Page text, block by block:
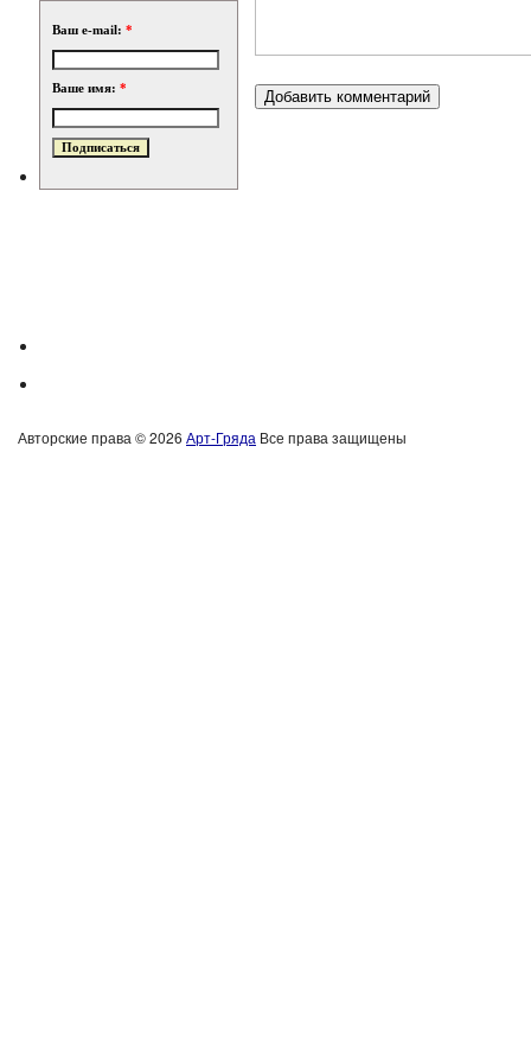
Ваш e-mail: *
Ваше имя: *
Авторские права © 2026 Арт-Гряда Все права защищены